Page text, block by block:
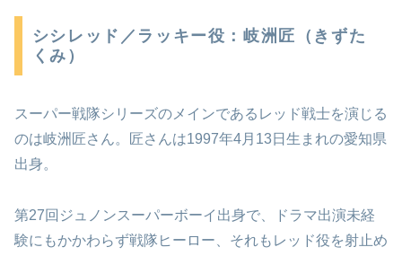
シシレッド／ラッキー役：岐洲匠（きずた
くみ）
スーパー戦隊シリーズのメインであるレッド戦士を演じる
のは岐洲匠さん。匠さんは1997年4月13日生まれの愛知県
出身。
第27回ジュノンスーパーボーイ出身で、ドラマ出演未経
験にもかかわらず戦隊ヒーロー、それもレッド役を射止め